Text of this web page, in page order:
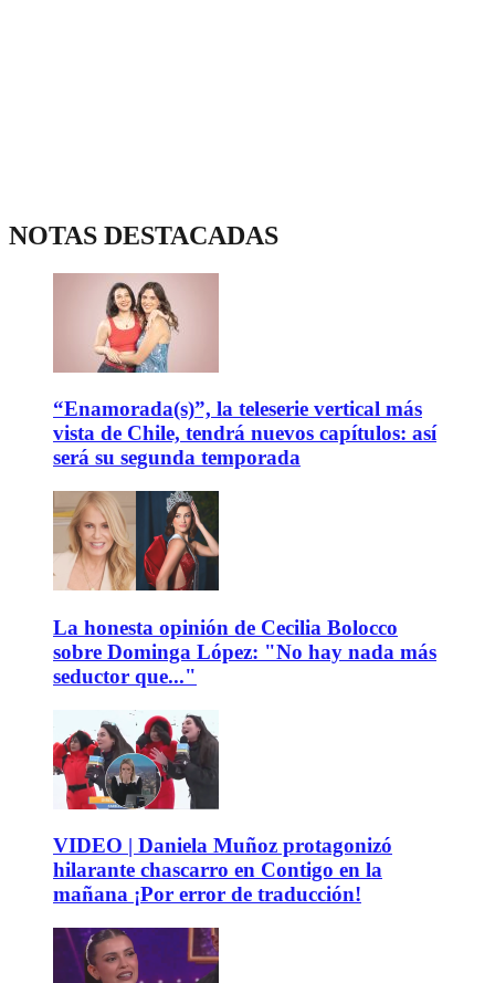
NOTAS DESTACADAS
“Enamorada(s)”, la teleserie vertical más
vista de Chile, tendrá nuevos capítulos: así
será su segunda temporada
La honesta opinión de Cecilia Bolocco
sobre Dominga López: "No hay nada más
seductor que..."
VIDEO | Daniela Muñoz protagonizó
hilarante chascarro en Contigo en la
mañana ¡Por error de traducción!